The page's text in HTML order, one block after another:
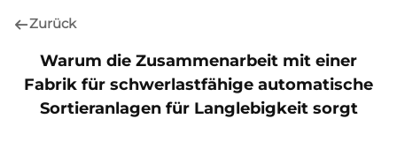
Zurück
Warum die Zusammenarbeit mit einer
Fabrik für schwerlastfähige automatische
Sortieranlagen für Langlebigkeit sorgt